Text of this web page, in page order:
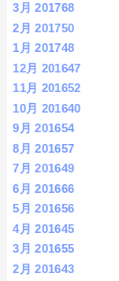
3月 201768
2月 201750
1月 201748
12月 201647
11月 201652
10月 201640
9月 201654
8月 201657
7月 201649
6月 201666
5月 201656
4月 201645
3月 201655
2月 201643